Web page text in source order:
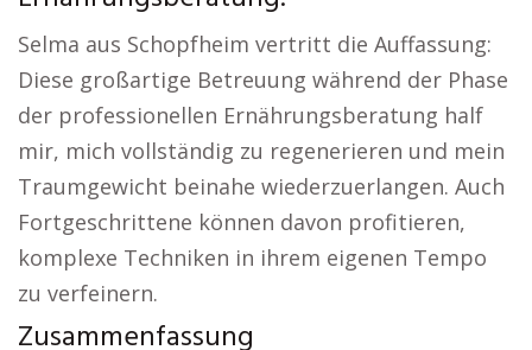
Selma aus Schopfheim vertritt die Auffassung:
Diese großartige Betreuung während der Phase
der professionellen Ernährungsberatung half
mir, mich vollständig zu regenerieren und mein
Traumgewicht beinahe wiederzuerlangen. Auch
Fortgeschrittene können davon profitieren,
komplexe Techniken in ihrem eigenen Tempo
zu verfeinern.
Zusammenfassung